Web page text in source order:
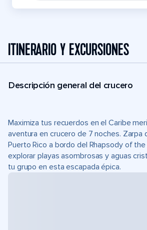
ITINERARIO Y EXCURSIONES
Descripción general del crucero
Maximiza tus recuerdos en el Caribe
aventura en crucero de 7 noches. Zarpa
Puerto Rico a bordo del Rhapsody of
explorar playas asombrosas y aguas
tu grupo en esta escapada épica.